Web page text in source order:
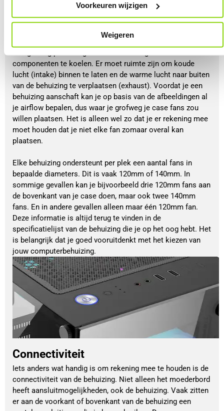
Voorkeuren wijzigen
Weigeren
componenten te koelen. Er moet ruimte zijn om koude
lucht (intake) binnen te laten en de warme lucht naar buiten
van de behuizing te verplaatsen (exhaust). Voordat je een
behuizing aanschaft kan je op basis van de afbeeldingen al
je airflow bepalen, dus waar je grofweg je case fans zou
willen plaatsen. Het is alleen wel zo dat je er rekening mee
moet houden dat je niet elke fan zomaar overal kan
plaatsen.
Elke behuizing ondersteunt per plek een aantal fans in
bepaalde diameters. Dit is vaak 120mm of 140mm. In
sommige gevallen kan je bijvoorbeeld drie 120mm fans aan
de bovenkant van je case doen, maar ook twee 140mm
fans. En in andere gevallen alleen maar één 120mm fan.
Deze informatie is altijd terug te vinden in de
specificatielijst van de behuizing die je op het oog hebt. Het
is belangrijk dat je goed vooruitdenkt met het kiezen van
jouw computerbehuizing.
Connectiviteit
Iets anders wat handig is om rekening mee te houden is de
connectiviteit van de behuizing. Niet alleen het moederbord
heeft aansluitmogelijkheden, ook de behuizing. Vaak zitten
er aan de voorkant of bovenkant van de behuizing een